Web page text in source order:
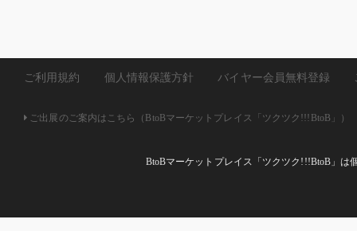
ご利用規約 個人情報保護方針 バイヤー会員無料登録
ご出展のご案内はこちら（BtoBマーケットプレイス「ツクツク!!!BtoB」）
BtoBマーケットプレイス「ツクツク!!!BtoB」は